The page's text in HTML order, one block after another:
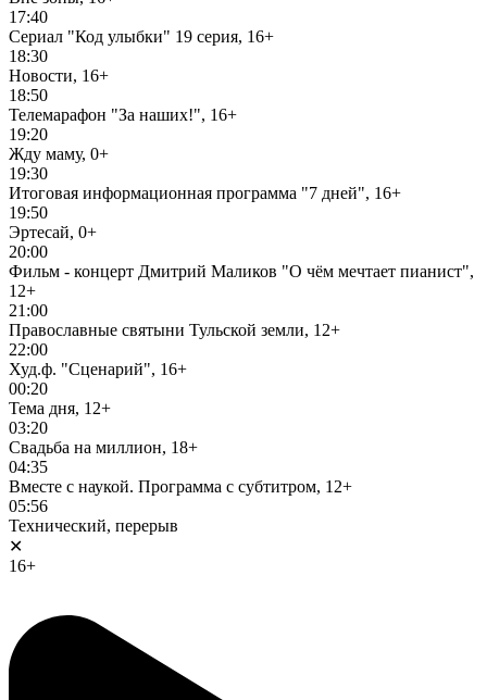
17:40
Сериал "Код улыбки" 19 серия, 16+
18:30
Новости, 16+
18:50
Телемарафон "За наших!", 16+
19:20
Жду маму, 0+
19:30
Итоговая информационная программа "7 дней", 16+
19:50
Эртесай, 0+
20:00
Фильм - концерт Дмитрий Маликов "О чём мечтает пианист",
12+
21:00
Православные святыни Тульской земли, 12+
22:00
Худ.ф. "Сценарий", 16+
00:20
Тема дня, 12+
03:20
Свадьба на миллион, 18+
04:35
Вместе с наукой. Программа с субтитром, 12+
05:56
Технический, перерыв
✕
16+